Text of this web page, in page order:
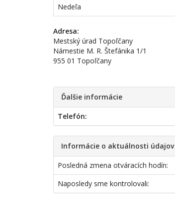
Nedeľa
Adresa:
Mestský úrad Topoľčany
Námestie M. R. Štefánika 1/1
955 01 Topoľčany
Ďalšie informácie
Telefón:
Informácie o aktuálnosti údajov
Posledná zmena otváracích hodín:
Naposledy sme kontrolovali: